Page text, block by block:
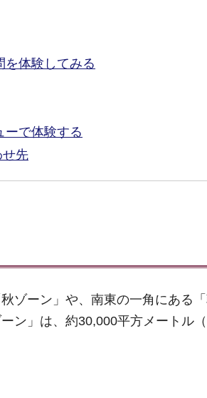
を体験してみる
ーで体験する
せ先
ゾーン」や、南東の一角にある
ン」は、約30,000平方メートル